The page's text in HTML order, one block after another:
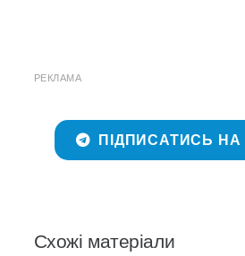
РЕКЛАМА
ПІДПИСАТИСЬ НА
Схожі матеріали